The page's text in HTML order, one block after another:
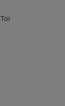
Toi